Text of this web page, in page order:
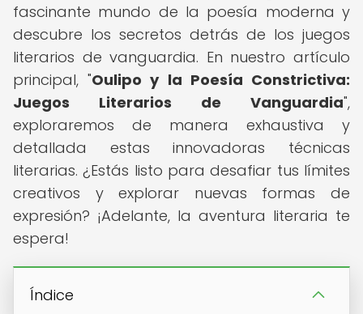
fascinante mundo de la poesía moderna y
descubre los secretos detrás de los juegos
literarios de vanguardia. En nuestro artículo
principal, "Oulipo y la Poesía Constrictiva:
Juegos Literarios de Vanguardia",
exploraremos de manera exhaustiva y
detallada estas innovadoras técnicas
literarias. ¿Estás listo para desafiar tus límites
creativos y explorar nuevas formas de
expresión? ¡Adelante, la aventura literaria te
espera!
Índice